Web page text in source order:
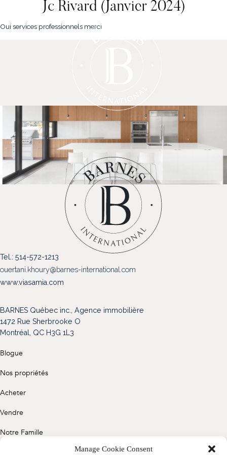
Manage Cookie Consent
NOS PROPRIÉTÉS
VENDRE
NOTRE FAMILLE
(514) 572-1213
ÊTRE CONTACTÉ(E)
Jc Rivard (Janvier 2024)
Oui services professionnels merci
Tel.: 514-572-1213
ouertani.khoury@barnes-international.com
www.viasamia.com
BARNES Québec inc., Agence immobilière
1472 Rue Sherbrooke O
Montréal, QC H3G 1L3
Blogue
Nos propriétés
Acheter
Vendre
Notre Famille